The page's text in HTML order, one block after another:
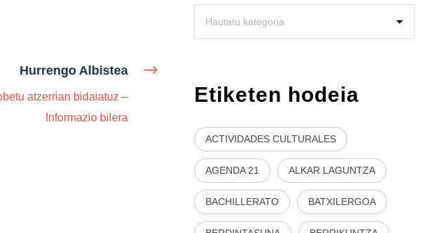
Hurrengo Albistea
atzerrian bidaiatuz –
Informazio bilera
Etiketen hodeia
ACTIVIDADES CULTURALES
AGENDA 21 ALKAR LAGUNTZA
BACHILLERATO BATXILERGOA